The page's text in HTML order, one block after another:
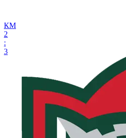
КМ
2
:
3